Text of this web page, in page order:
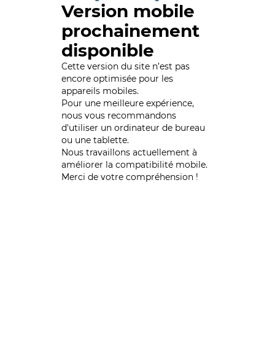
Version mobile
prochainement
disponible
Cette version du site n’est pas
encore optimisée pour les
appareils mobiles.
Pour une meilleure expérience,
nous vous recommandons
d'utiliser un ordinateur de bureau
ou une tablette.
Nous travaillons actuellement à
améliorer la compatibilité mobile.
Merci de votre compréhension !